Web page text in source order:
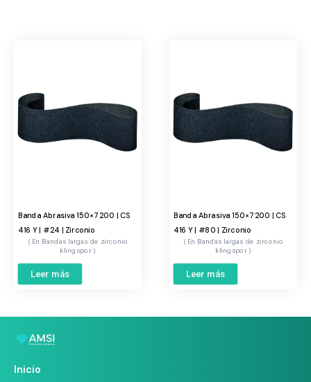
Banda Abrasiva 150×7200 | CS
416 Y | #24 | Zirconio
Bandas largas de zirconio
klingspor
Leer más
Banda Abrasiva 150×7200 | CS
416 Y | #80 | Zirconio
Bandas largas de zirconio
klingspor
Leer más
Inicio